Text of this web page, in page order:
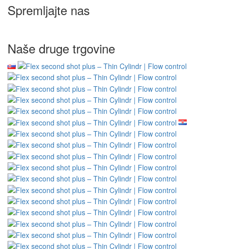
Spremljajte nas
Naše druge trgovine